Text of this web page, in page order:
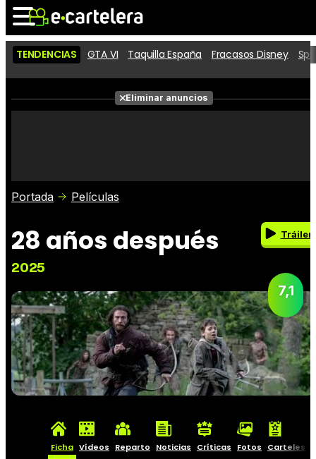
Noticias
Cartelera
Críticas
TENDENCIAS GTA VI Taquilla España Fracasos Disney
Eliminar anuncios
Portada Películas
28 años después
2025
Tráiler
7,1
Ficha Vídeos Reparto Noticias Críticas Fotos Carteles